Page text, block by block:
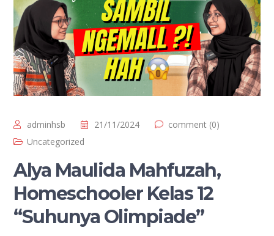
adminhsb 21/11/2024
comment (0)
Uncategorized
Alya Maulida Mahfuzah,
Homeschooler Kelas 12
“Suhunya Olimpiade”